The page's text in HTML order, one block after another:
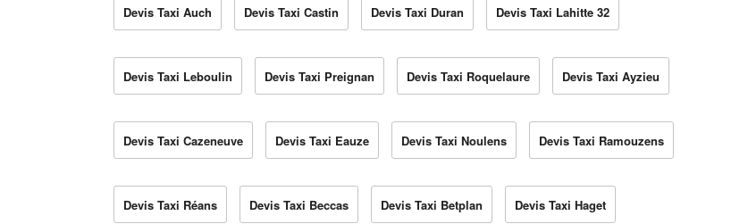
Devis Taxi Auch Devis Taxi Castin Devis Taxi Duran Devis Taxi Lahitte 32
Devis Taxi Leboulin Devis Taxi Preignan Devis Taxi Roquelaure Devis Taxi Ayzieu
Devis Taxi Cazeneuve Devis Taxi Eauze Devis Taxi Noulens Devis Taxi Ramouzens
Devis Taxi Réans Devis Taxi Beccas Devis Taxi Betplan Devis Taxi Haget